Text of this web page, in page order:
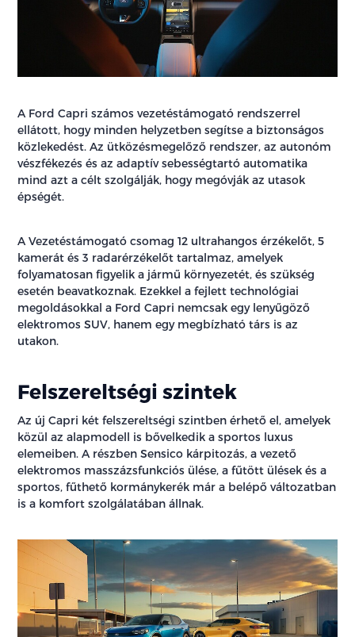
A Ford Capri számos vezetéstámogató rendszerrel
ellátott, hogy minden helyzetben segítse a biztonságos
közlekedést. Az ütközésmegelőző rendszer, az autonóm
vészfékezés és az adaptív sebességtartó automatika
mind azt a célt szolgálják, hogy megóvják az utasok
épségét.
A Vezetéstámogató csomag 12 ultrahangos érzékelőt, 5
kamerát és 3 radarérzékelőt tartalmaz, amelyek
folyamatosan figyelik a jármű környezetét, és szükség
esetén beavatkoznak. Ezekkel a fejlett technológiai
megoldásokkal a Ford Capri nemcsak egy lenyűgöző
elektromos SUV, hanem egy megbízható társ is az
utakon.
Felszereltségi szintek
Az új Capri két felszereltségi szintben érhető el, amelyek
közül az alapmodell is bővelkedik a sportos luxus
elemeiben. A részben Sensico kárpitozás, a vezető
elektromos masszázsfunkciós ülése, a fűtött ülések és a
sportos, fűthető kormánykerék már a belépő változatban
is a komfort szolgálatában állnak.